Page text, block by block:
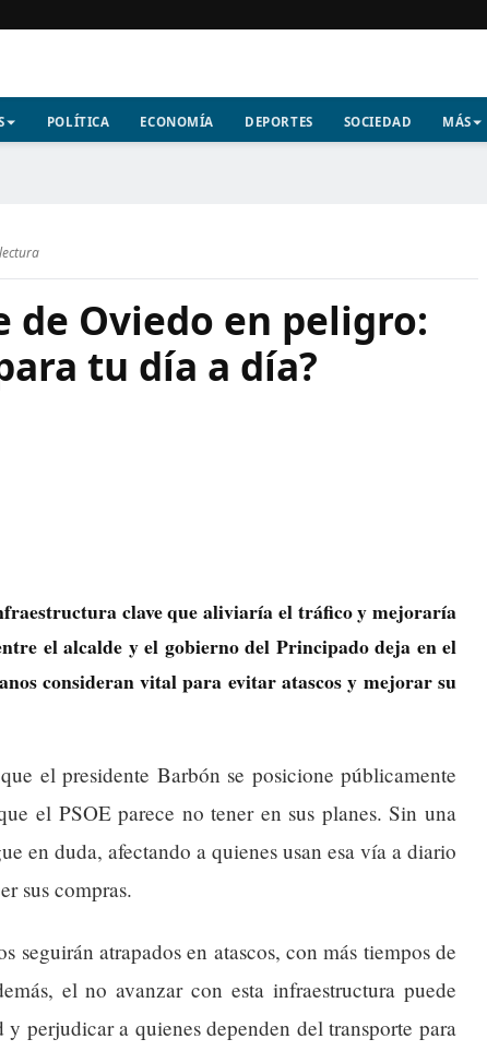
POLÍTICA ECONOMÍA DEPORTES SOCIEDAD MÁS
de Oviedo en peligro:
tu día a día?
clave que aliviaría el tráfico y mejoraría
el alcalde y el gobierno del Principado deja en el
consideran vital para evitar atascos y mejorar su
el presidente Barbón se posicione públicamente
el PSOE parece no tener en sus planes. Sin una
en duda, afectando a quienes usan esa vía a diario
sus compras.
seguirán atrapados en atascos, con más tiempos de
el no avanzar con esta infraestructura puede
perjudicar a quienes dependen del transporte para